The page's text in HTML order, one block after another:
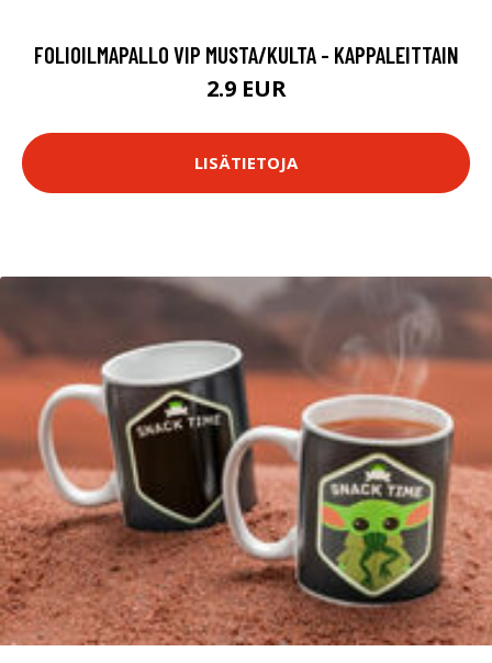
FOLIOILMAPALLO VIP MUSTA/KULTA - KAPPALEITTAIN
2.9 EUR
LISÄTIETOJA